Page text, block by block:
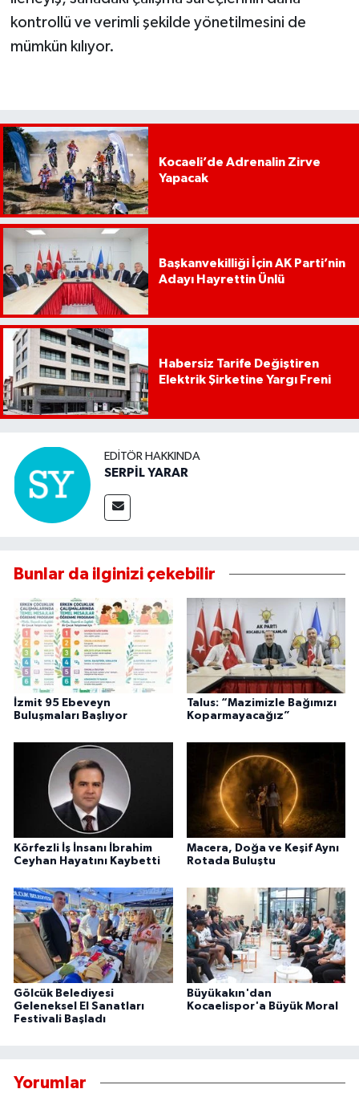
kontrollü ve verimli şekilde yönetilmesini de
mümkün kılıyor.
Kocaeli’de Adrenalin Zirve
Yapacak
Başkanvekilliği İçin AK Parti’nin
Adayı Hayrettin Ünlü
Habersiz Tarife Değiştiren
Elektrik Şirketine Yargı Freni
EDITÖR HAKKINDA
SERPİL YARAR
Bunlar da ilginizi çekebilir
İzmit 95 Ebeveyn
Buluşmaları Başlıyor
Talus: “Mazimizle Bağımızı
Koparmayacağız”
Körfezli İş İnsanı İbrahim
Ceyhan Hayatını Kaybetti
Macera, Doğa ve Keşif Aynı
Rotada Buluştu
Gölcük Belediyesi
Geleneksel El Sanatları
Festivali Başladı
Büyükakın'dan
Kocaelispor'a Büyük Moral
Yorumlar